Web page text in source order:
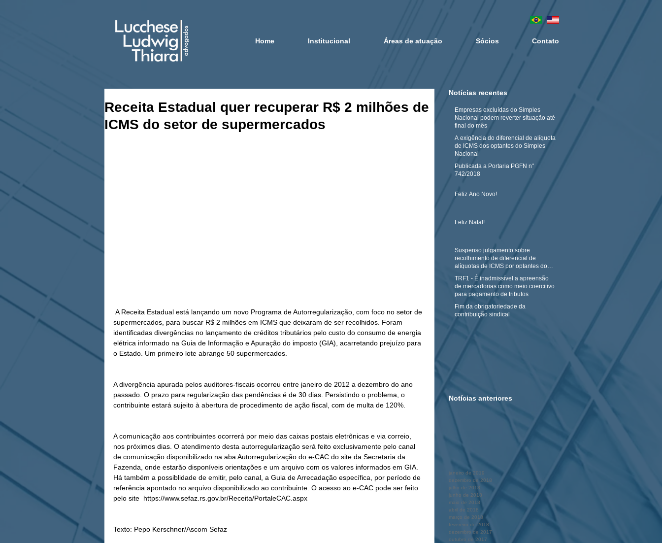
Home Institucional Áreas de atuação Sócios Contato
Receita Estadual quer recuperar R$ 2 milhões de
ICMS do setor de supermercados
supermercados, para buscar R$ 2 milhões em ICMS que deixaram de ser recolhidos. Foram
identificadas divergências no lançamento de créditos tributários pelo custo do consumo de energia
elétrica informado na Guia de Informação e Apuração do imposto (GIA), acarretando prejuízo para
o Estado. Um primeiro lote abrange 50 supermercados.
A divergência apurada pelos auditores-fiscais ocorreu entre janeiro de 2012 a dezembro do ano
passado. O prazo para regularização das pendências é de 30 dias. Persistindo o problema, o
contribuinte estará sujeito à abertura de procedimento de ação fiscal, com de multa de 120%.
A comunicação aos contribuintes ocorrerá por meio das caixas postais eletrônicas e via correio,
nos próximos dias. O atendimento desta autorregularização será feito exclusivamente pelo canal
de comunicação disponibilizado na aba Autorregularização do e-CAC do site da Secretaria da
Fazenda, onde estarão disponíveis orientações e um arquivo com os valores informados em GIA.
Há também a possiblidade de emitir, pelo canal, a Guia de Arrecadação específica, por período de
referência apontado no arquivo disponibilizado ao contribuinte. O acesso ao e-CAC pode ser feito
pelo site  https://www.sefaz.rs.gov.br/Receita/PortaleCAC.aspx
Texto: Pepo Kerschner/Ascom Sefaz
Notícias recentes
Empresas excluídas do Simples
Nacional podem reverter situação até
final do mês
A exigência do diferencial de alíquota
de ICMS dos optantes do Simples
Nacional
Publicada a Portaria PGFN n°
742/2018
Feliz Ano Novo!
Feliz Natal!
Suspenso julgamento sobre
recolhimento de diferencial de
alíquotas de ICMS por optantes do
Simples N
TRF1 - É inadmissível a apreensão
de mercadorias como meio coercitivo
para pagamento de tributos
Fim da obrigatoriedade da
contribuição sindical
Notícias anteriores
janeiro de 2019
dezembro de 2018
julho de 2018
junho de 2018
maio de 2018
abril de 2018
março de 2018
fevereiro de 2018
dezembro de 2017
outubro de 2017